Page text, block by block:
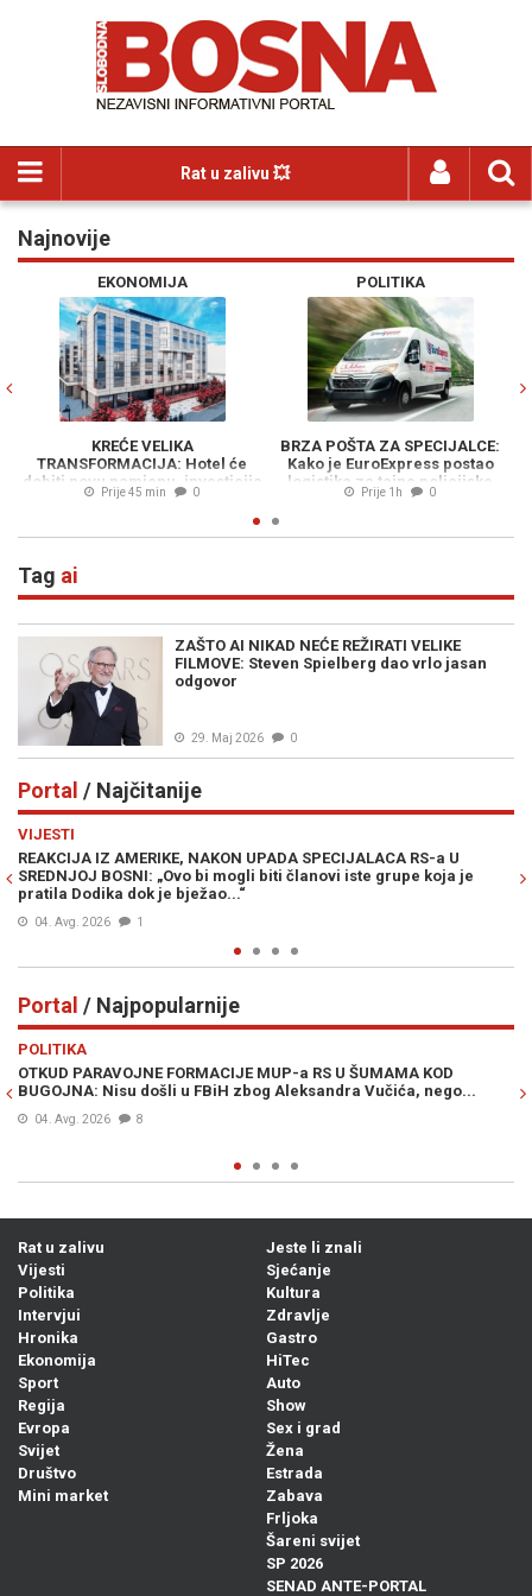
Rat u zalivu 💥
Najnovije
EKONOMIJA
KREĆE VELIKA
TRANSFORMACIJA: Hotel će
dobiti novu namjenu, investicija
vrijedna 23 miliona KM
Prije 45 min 0
POLITIKA
BRZA POŠTA ZA SPECIJALCE:
Kako je EuroExpress postao
logistika za tajne policijske
operacije MUP-a RS
Prije 1h 0
Tag ai
ZAŠTO AI NIKAD NEĆE REŽIRATI VELIKE
FILMOVE: Steven Spielberg dao vrlo jasan
odgovor
29. Maj 2026 0
Portal / Najčitanije
VIJESTI
REAKCIJA IZ AMERIKE, NAKON UPADA SPECIJALACA RS-a U
SREDNJOJ BOSNI: „Ovo bi mogli biti članovi iste grupe koja je
pratila Dodika dok je bježao...“
04. Avg. 2026 1
Portal / Najpopularnije
POLITIKA
OTKUD PARAVOJNE FORMACIJE MUP-a RS U ŠUMAMA KOD
BUGOJNA: Nisu došli u FBiH zbog Aleksandra Vučića, nego...
04. Avg. 2026 8
Rat u zalivu
Vijesti
Politika
Intervjui
Hronika
Ekonomija
Sport
Regija
Evropa
Svijet
Društvo
Mini market
Jeste li znali
Sjećanje
Kultura
Zdravlje
Gastro
HiTec
Auto
Show
Sex i grad
Žena
Estrada
Zabava
Frljoka
Šareni svijet
SP 2026
SENAD ANTE-PORTAL